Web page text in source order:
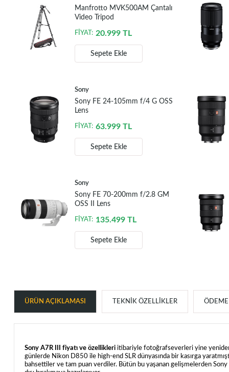
Manfrotto MVK500AM Çantalı
Video Tripod
FİYAT: 20.999 TL
Sepete Ekle
Sony
Sony FE 24-105mm f/4 G OSS
Lens
FİYAT: 63.999 TL
Sepete Ekle
Sony
Sony FE 70-200mm f/2.8 GM
OSS II Lens
FİYAT: 135.499 TL
Sepete Ekle
ÜRÜN AÇIKLAMASI TEKNIK ÖZELLIKLER ÖDEME
Sony A7R III fiyatı ve özellikleriitibariyle fotoğrafseverleri yine
günlerde Nikon D850 ile high-end SLR dünyasında bir kasırga
bahsettiler ve tam puan verdiler. Bütün bu yaşanan gelişmelerden